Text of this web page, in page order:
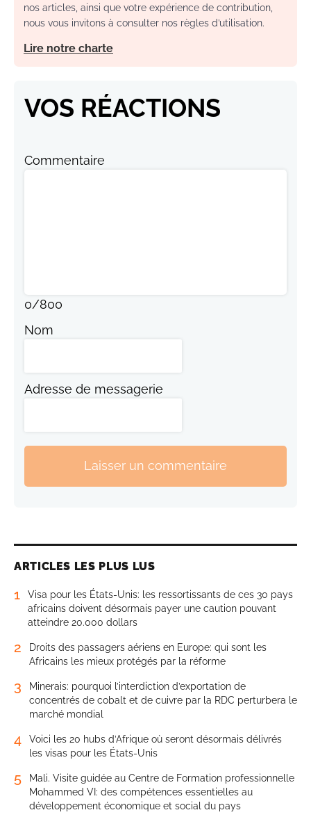
nos articles, ainsi que votre expérience de contribution,
nous vous invitons à consulter nos règles d’utilisation.
Lire notre charte
VOS RÉACTIONS
Commentaire
0/800
Nom
Adresse de messagerie
Laisser un commentaire
ARTICLES LES PLUS LUS
1
Visa pour les États-Unis: les ressortissants de ces 30 pays
africains doivent désormais payer une caution pouvant
atteindre 20.000 dollars
2
Droits des passagers aériens en Europe: qui sont les
Africains les mieux protégés par la réforme
3
Minerais: pourquoi l’interdiction d’exportation de
concentrés de cobalt et de cuivre par la RDC perturbera le
marché mondial
4
Voici les 20 hubs d’Afrique où seront désormais délivrés
les visas pour les États-Unis
5
Mali. Visite guidée au Centre de Formation professionnelle
Mohammed VI: des compétences essentielles au
développement économique et social du pays